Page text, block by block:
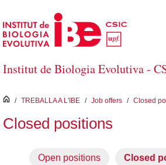
Salta al contingut principal
Institut de Biologia Evolutiva -
inici
/ TREBALLA A L'IBE / Job offers / Closed
Closed positions
Open positions Closed